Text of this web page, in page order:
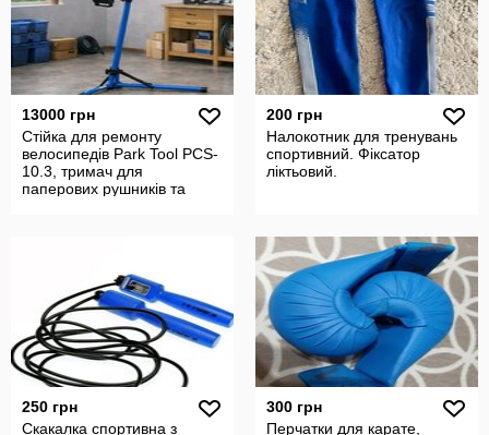
13000 грн
Стійка для ремонту
велосипедів Park Tool PCS-
10.3, тримач для
паперових рушників та
200 грн
Налокотник для тренувань
спортивний. Фіксатор
ліктьовий.
250 грн
Скакалка спортивна з
300 грн
Перчатки для карате,